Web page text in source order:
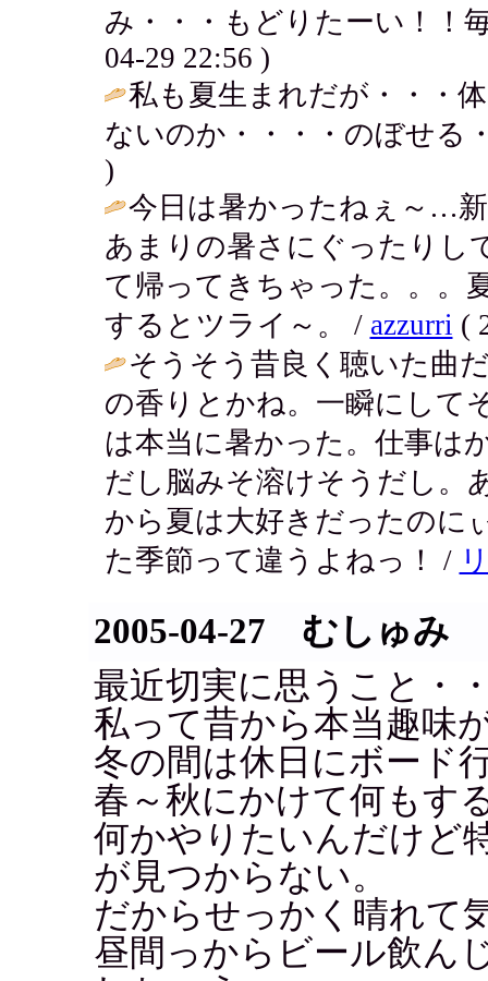
み・・・もどりたーい！！
04-29 22:56 )
私も夏生まれだが・・・
ないのか・・・・のぼせる
)
今日は暑かったねぇ～…
あまりの暑さにぐったりし
て帰ってきちゃった。。。
するとツライ～。 / azzurri (
そうそう昔良く聴いた曲
の香りとかね。一瞬にし
は本当に暑かった。仕事は
だし脳みそ溶けそうだし。
から夏は大好きだったのに
た季節って違うよねっ！ /
2005-04-27 むしゅみ
最近切実に思うこと・
私って昔から本当趣味
冬の間は休日にボード
春～秋にかけて何もす
何かやりたいんだけど
が見つからない。
だからせっかく晴れて
昼間っからビール飲ん